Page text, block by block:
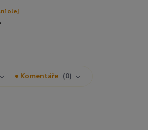
olej
Komentáře 0